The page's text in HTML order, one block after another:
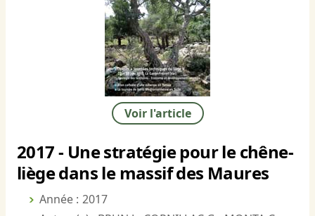
Voir l'article
2017 - Une stratégie pour le chêne-
liège dans le massif des Maures
Année : 2017